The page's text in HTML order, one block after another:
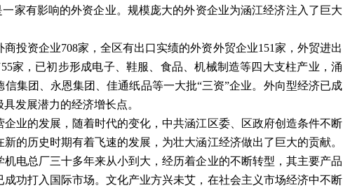
家有影响的外资企业。规模庞大的外资企业为涵江经济注入了巨大
投资企业708家，全区有出口实绩的外资外贸企业151家，外贸进出
家，已初步形成电子、鞋服、食品、机械制造等四大支柱产业，涌
集团、永恩集团、佳通纸品等一大批“三资”企业。外向型经济已成
发展潜力的经济增长点。
的发展，随着时代的变化，中共涵江区委、区政府创造条件不断
的历史时期有着飞速的发展，为壮大涵江经济做出了巨大的贡献。
电总厂三十多年来从小到大，经历着企业的不断转型，其主要产品
功打入国际市场。文化产业方兴未艾，在社会主义市场经济中不断